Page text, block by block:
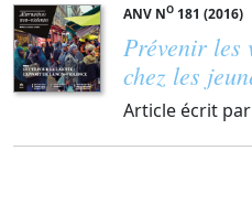
ANV NO 181 (2016)
Prévenir les
chez les
Article écrit